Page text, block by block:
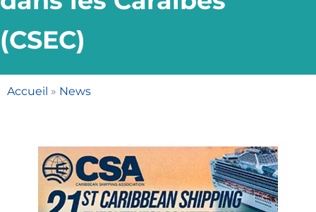
(CSEC)
Accueil » News